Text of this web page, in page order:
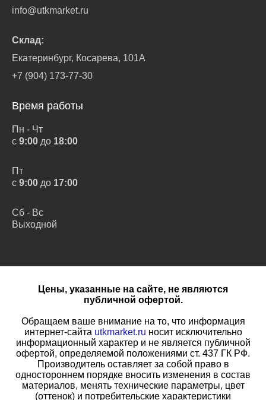
info@utkmarket.ru
Склад:
Екатеринбург, Косарева, 101А
+7 (904) 173-77-30
Время работы
Пн - Чт
с 9:00 до 18:00
Пт
с 9:00 до 17:00
Сб - Вс
Выходной
Цены, указанные на сайте, не являются
публичной офертой.
Обращаем ваше внимание на то, что информация
интернет-сайта utkmarket.ru носит исключительно
информационный характер и не является публичной
офертой, определяемой положениями ст. 437 ГК РФ.
Производитель оставляет за собой право в
одностороннем порядке вносить изменения в состав
материалов, менять технические параметры, цвет
(оттенок) и потребительские характеристики